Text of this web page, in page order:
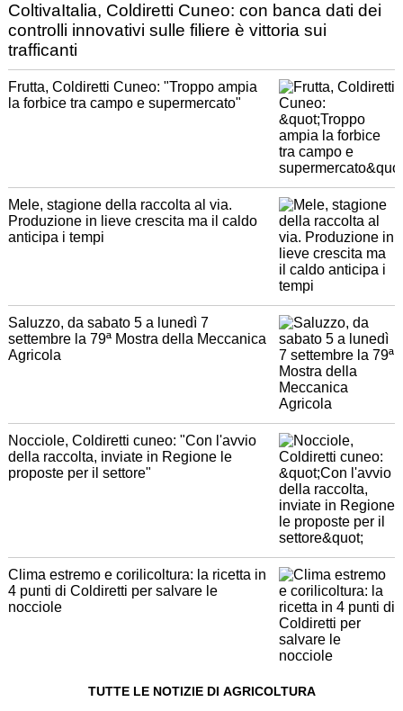
ColtivaItalia, Coldiretti Cuneo: con banca dati dei
controlli innovativi sulle filiere è vittoria sui
trafficanti
Frutta, Coldiretti Cuneo: "Troppo ampia
la forbice tra campo e supermercato"
Mele, stagione della raccolta al via.
Produzione in lieve crescita ma il caldo
anticipa i tempi
Saluzzo, da sabato 5 a lunedì 7
settembre la 79ª Mostra della Meccanica
Agricola
Nocciole, Coldiretti cuneo: "Con l'avvio
della raccolta, inviate in Regione le
proposte per il settore"
Clima estremo e corilicoltura: la ricetta in
4 punti di Coldiretti per salvare le
nocciole
TUTTE LE NOTIZIE DI AGRICOLTURA